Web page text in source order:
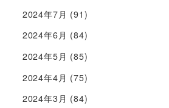
2024年7月 (91)
2024年6月 (84)
2024年5月 (85)
2024年4月 (75)
2024年3月 (84)